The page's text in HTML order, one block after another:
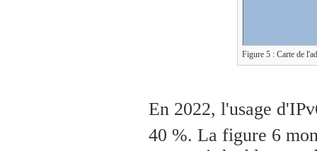
Figure 5 : Carte de
En 2022, l'usage
40 %. La figure 6